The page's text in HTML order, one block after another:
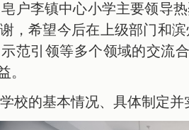
户李镇中心小学主要领导
，希望今后在上级部门和
范引领等多个领域的交流
。
校的基本情况、具体制定